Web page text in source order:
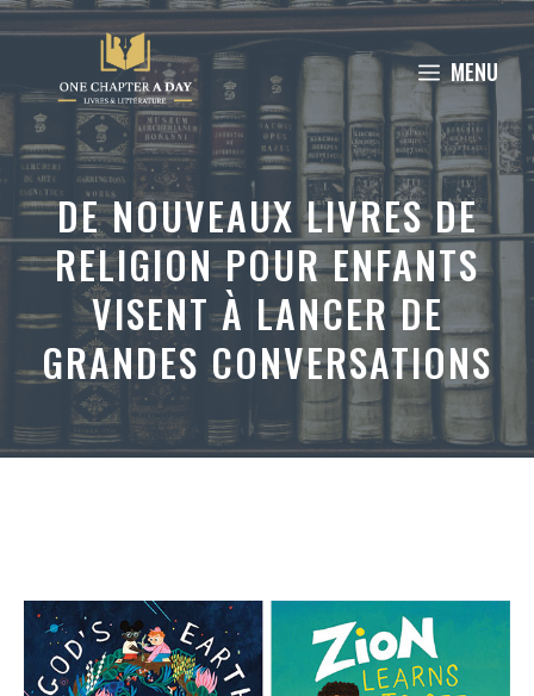
Aller
contenu
MENU
DE NOUVEAUX LIVRES DE
RELIGION POUR ENFANTS
VISENT À LANCER DE
GRANDES CONVERSATIONS